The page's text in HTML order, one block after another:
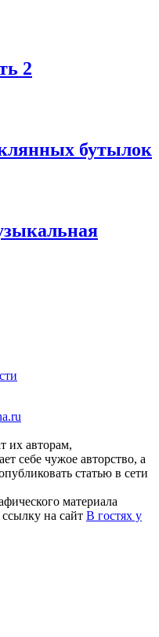
2
бутылок
их авторам,
себе чужое авторство, а
статью в сети
материала
на сайт В гостях у